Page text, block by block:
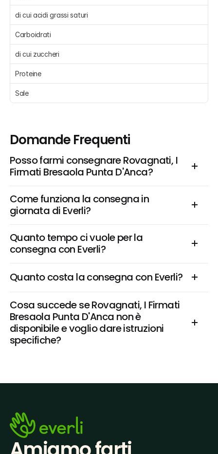
di cui acidi grassi saturi
Carboidrati
di cui zuccheri
Proteine
Sale
Domande Frequenti
Posso farmi consegnare Rovagnati, I
Firmati Bresaola Punta D'Anca?
Come funziona la consegna in
giornata di Everli?
Quanto tempo ci vuole per la
consegna con Everli?
Quanto costa la consegna con Everli?
Cosa succede se Rovagnati, I Firmati
Bresaola Punta D'Anca non è
disponibile e voglio dare istruzioni
specifiche?